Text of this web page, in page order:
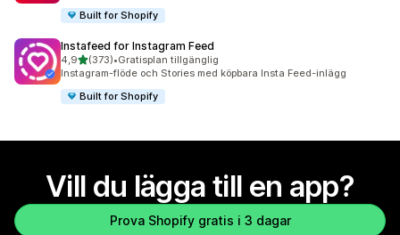
Built for Shopify
Instafeed for Instagram Feed
4,9av 5 stjärnor
(373)
373 recensioner totalt
•Gratisplan tillgänglig
Instagram-flöde och Stories med köpbara Insta Feed-inlägg
Built for Shopify
Vill du lägga till en app?
Prova Shopify gratis i 3 dagar